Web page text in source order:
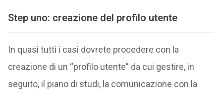
Step uno: creazione del profilo utente
In quasi tutti i casi dovrete procedere con la
creazione di un “profilo utente” da cui gestire, in
seguito, il piano di studi, la comunicazione con la